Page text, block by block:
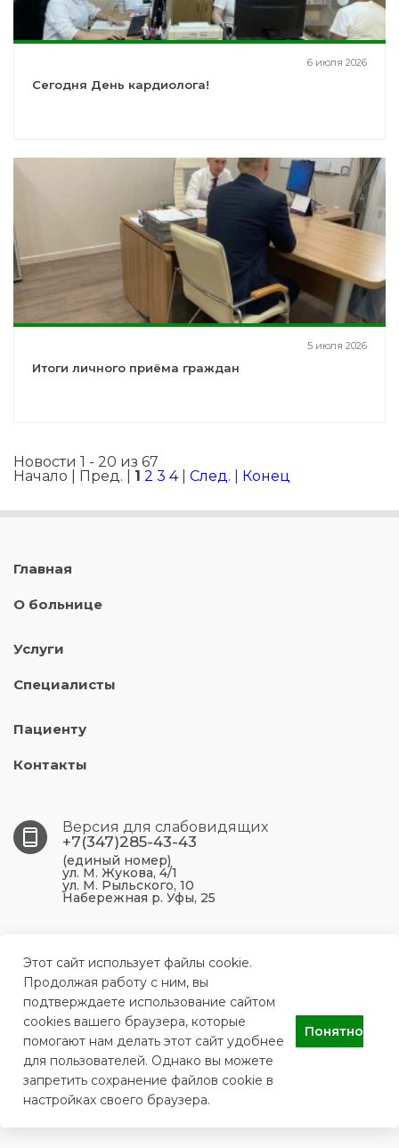
6 июля 2026
Сегодня День кардиолога!
5 июля 2026
Итоги личного приёма граждан
Новости 1 - 20 из 67
Начало | Пред. | 1 2 3 4| След. Конец
Главная
О больнице
Услуги
Специалисты
Пациенту
Контакты
Версия для слабовидящих
+7(347)285-43-43
(единый номер)
ул. М. Жукова, 4/1
ул. М. Рыльского, 10
Набережная р. Уфы, 25
Жукова, 4/1
ufa.p43@doctorrb.ru
ГБУЗ РБ Поликлиника №43 г. Уфа
Этот сайт использует файлы cookie.
Продолжая работу с ним, вы
подтверждаете использование сайтом
cookies вашего браузера, которые
помогают нам делать этот сайт удобнее
для пользователей. Однако вы можете
запретить сохранение файлов cookie в
настройках своего браузера.
Понятно